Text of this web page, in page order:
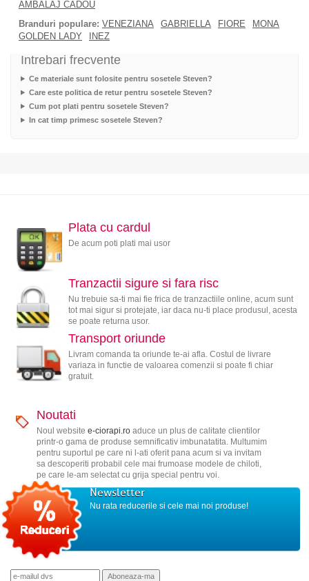
AMBALAJ CADOU
Branduri populare: VENEZIANA GABRIELLA FIORE
MONA
GOLDEN LADY
INEZ
Intrebari frecvente
Ce materiale sunt folosite pentru sosetele Steven?
Care este politica de retur pentru sosetele Steven?
Cum pot plati pentru sosetele Steven?
In cat timp primesc sosetele Steven?
Plata cu cardul
De acum poti plati mai usor
Tranzactii sigure si fara risc
Nu trebuie sa-ti mai fie frica de tranzactiile online, acum sunt
tot mai sigur si protejate, iar daca nu-ti place produsul, acesta
se poate returna usor.
Transport oriunde
Livram comanda ta oriunde te-ai afla. Costul de livrare
variaza in functie de valoarea comenzii si poate fi chiar
gratuit.
Noutati
Noul website e-ciorapi.roaduce un plus de calitate clientilor
printr-o gama de produse semnificativ imbunatatita. Multumim
pentru suportul pe care ni l-ati oferit pana acum si va invitam
sa descoperiti probabil cele mai frumoase modele de chiloti,
pe care le-am selectat cu grija special pentru voi.
Newsletter
Nu rata reducerile si cele mai noi produse!